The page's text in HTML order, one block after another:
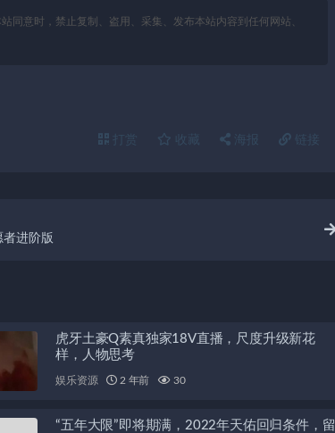
同意时，禁止复制、盗用、采集、发布本站内容到任何网站、
打赏 收藏 海报 链接
者进阶版
虎牙土豪Q素真独家18V直播，尺度升级新花
样，人物思考
娱乐资源 2 年前 30
“五年大限”即将期满，2022年天佑回归条件，留